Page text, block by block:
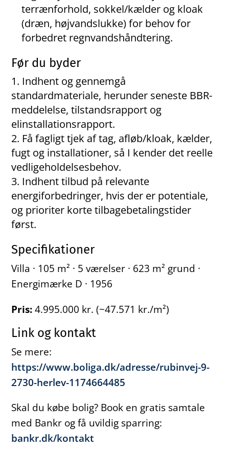
terrænforhold, sokkel/kælder og kloak
(dræn, højvandslukke) for behov for
forbedret regnvandshåndtering.
Før du byder
Indhent og gennemgå
standardmateriale, herunder seneste BBR-
meddelelse, tilstandsrapport og
elinstallationsrapport.
Få fagligt tjek af tag, afløb/kloak, kælder,
fugt og installationer, så I kender det reelle
vedligeholdelsesbehov.
Indhent tilbud på relevante
energiforbedringer, hvis der er potentiale,
og prioriter korte tilbagebetalingstider
først.
Specifikationer
Villa · 105 m² · 5 værelser · 623 m² grund ·
Energimærke D · 1956
Pris:4.995.000 kr. (~47.571 kr./m²)
Link og kontakt
Se mere:
https://www.boliga.dk/adresse/rubinvej-9-
2730-herlev-1174664485
Skal du købe bolig? Book en gratis samtale
med Bankr og få uvildig sparring:
bankr.dk/kontakt